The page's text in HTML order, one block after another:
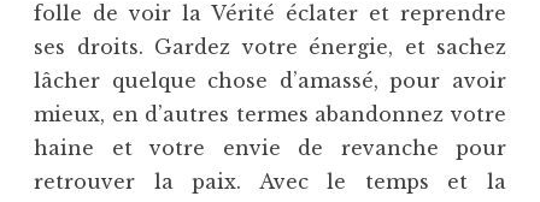
folle de voir la Vérité éclater et reprendre
ses droits. Gardez votre énergie, et sachez
lâcher quelque chose d’amassé, pour avoir
mieux, en d’autres termes abandonnez votre
haine et votre envie de revanche pour
retrouver la paix. Avec le temps et la